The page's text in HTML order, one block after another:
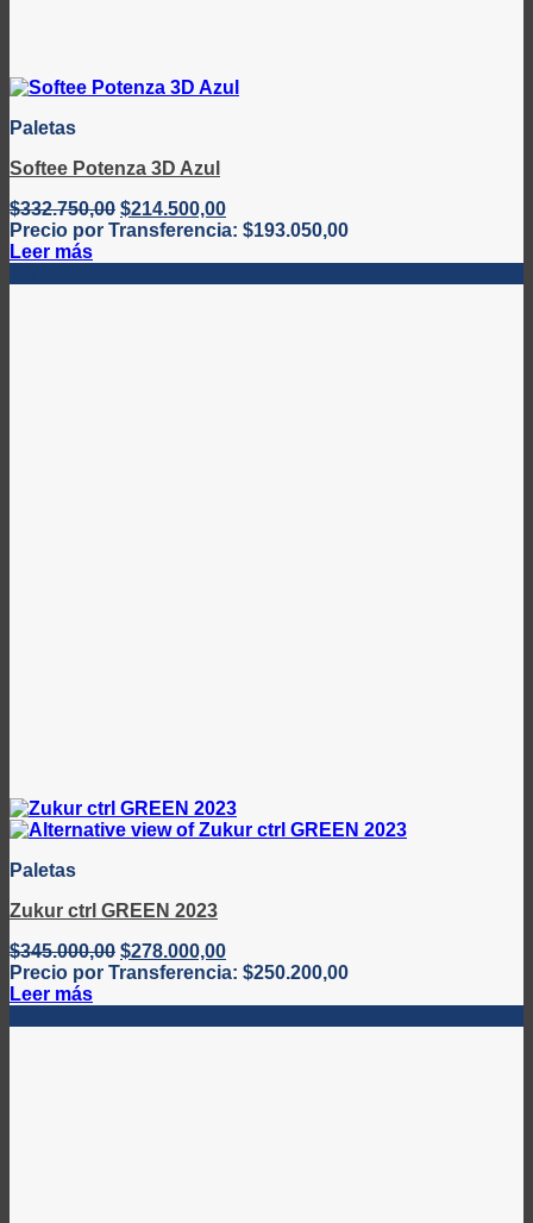
Paletas
Softee Potenza 3D Azul
$332.750,00 El
precio
$214.500,00El
precio
Precio por Transferencia: $193.050,00
Leer más
Paletas
Zukur ctrl GREEN 2023
$345.000,00 El
precio
$278.000,00El
precio
Precio por Transferencia: $250.200,00
Leer más